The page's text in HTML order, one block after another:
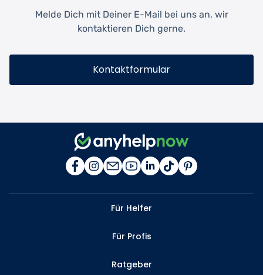
Melde Dich mit Deiner E-Mail bei uns an, wir
kontaktieren Dich gerne.
Kontaktformular
Für Helfer
Für Profis
Ratgeber